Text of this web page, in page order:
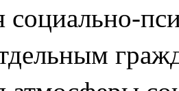
социально-